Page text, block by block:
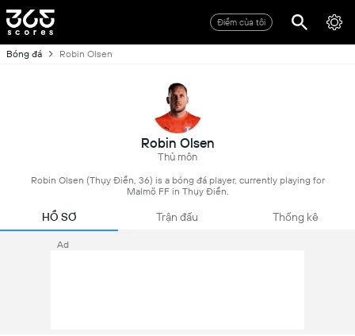
Điểm của tôi
Bóng đá Robin Olsen
Robin Olsen
Thủ môn
Robin Olsen (Thụy Điển, 36) is a bóng đá player, currently playing for
Malmö FF in Thụy Điển.
HỒ SƠ Trận đấu Thống kê
Ad